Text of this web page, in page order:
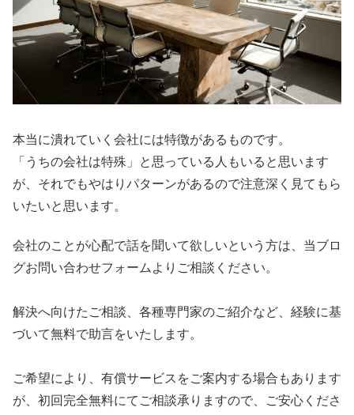
本当に潰れていく会社には特徴があるものです。
「うちの会社は特殊」と思っている人もいると思います
が、それでもやはりパターンがあるので注意深く見てもら
いたいと思います。
会社のことが心配で話を聞いて欲しいという方は、当ブロ
グお問い合わせフォームよりご相談ください。
解決へ向けたご相談、各種専門家のご紹介など、経験に基
づいて無料で助言をいたします。
ご希望により、有償サービスをご案内する場合もあります
が、初回完全無料にてご相談承りますので、ご安心くださ